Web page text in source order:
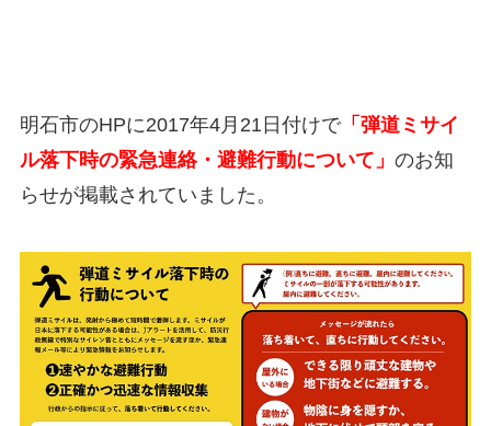
明石市のHPに2017年4月21日付けで「弾道ミサイ
ル落下時の緊急連絡・避難行動について」 のお知
らせが掲載されていました。